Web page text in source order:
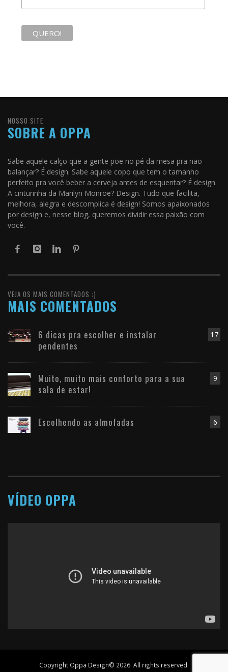
NOSSO SITE
SOBRE A OPPA
Sabe aquele calço que a gente põe no pé da mesa pra não
balançar? É design. Sabe aquele copo que tem o tamanho
perfeito pra você beber a cerveja antes de esquentar? É design.
A cinturinha da Marilyn Monroe? Design. Tudo que facilita,
melhora, alegra e descomplica é design! Somos apaixonados
por design e, nesse blog, queremos dividir essa paixão com
você.
VEJA OS MAIS COMENTADOS ;)
MAIS COMENTADOS
17
6 dicas pra escolher e instalar
pendentes
9
Muito, muito mais conforto para a sua
sala de estar!
6
Escolhendo as almofadas
VÍDEO OPPA
Copyright Oppa Design© 2026. All rights reserved.